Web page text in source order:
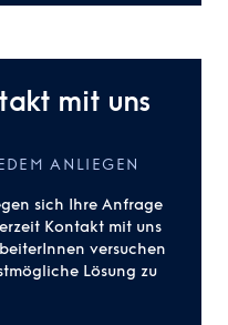
mit uns
ANLIEGEN
sich Ihre Anfrage
Kontakt mit uns
versuchen
Lösung zu